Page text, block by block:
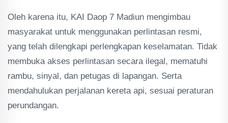
Oleh karena itu, KAI Daop 7 Madiun mengimbau
masyarakat untuk menggunakan perlintasan resmi,
yang telah dilengkapi perlengkapan keselamatan. Tidak
membuka akses perlintasan secara ilegal, mematuhi
rambu, sinyal, dan petugas di lapangan. Serta
mendahulukan perjalanan kereta api, sesuai peraturan
perundangan.